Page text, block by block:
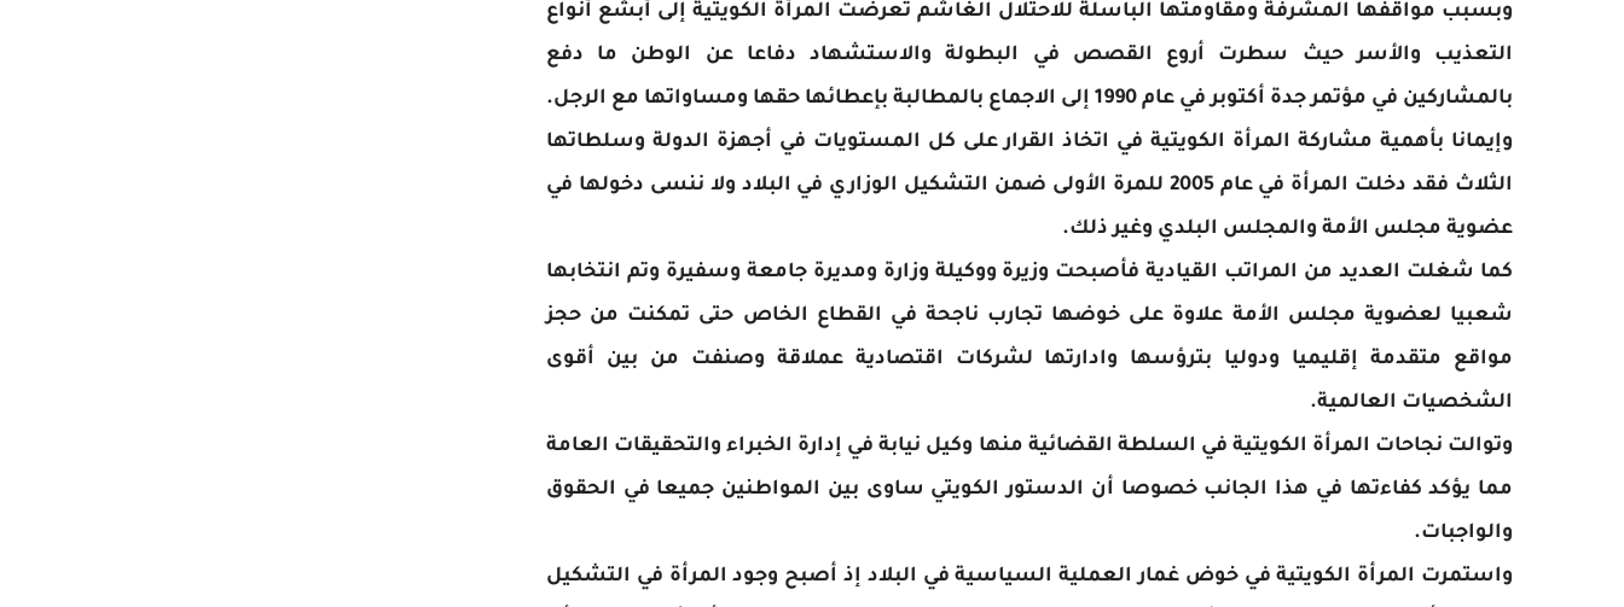
وبسبب مواقفها المشرفة ومقاومتها الباسلة للاحتلال الغاشم تعرضت المرأة الكويتية إلى أبشع أنواع
التعذيب والأسر حيث سطرت أروع القصص في البطولة والاستشهاد دفاعا عن الوطن ما دفع
بالمشاركين في مؤتمر جدة أكتوبر في عام 1990 إلى الاجماع بالمطالبة بإعطائها حقها ومساواتها مع الرجل.
وإيمانا بأهمية مشاركة المرأة الكويتية في اتخاذ القرار على كل المستويات في أجهزة الدولة وسلطاتها
الثلاث فقد دخلت المرأة في عام 2005 للمرة الأولى ضمن التشكيل الوزاري في البلاد ولا ننسى دخولها في
عضوية مجلس الأمة والمجلس البلدي وغير ذلك.
كما شغلت العديد من المراتب القيادية فأصبحت وزيرة ووكيلة وزارة ومديرة جامعة وسفيرة وتم انتخابها
شعبيا لعضوية مجلس الأمة علاوة على خوضها تجارب ناجحة في القطاع الخاص حتى تمكنت من حجز
مواقع متقدمة إقليميا ودوليا بترؤسها وادارتها لشركات اقتصادية عملاقة وصنفت من بين أقوى
الشخصيات العالمية.
وتوالت نجاحات المرأة الكويتية في السلطة القضائية منها وكيل نيابة في إدارة الخبراء والتحقيقات العامة
مما يؤكد كفاءتها في هذا الجانب خصوصا أن الدستور الكويتي ساوى بين المواطنين جميعا في الحقوق
والواجبات.
واستمرت المرأة الكويتية في خوض غمار العملية السياسية في البلاد إذ أصبح وجود المرأة في التشكيل